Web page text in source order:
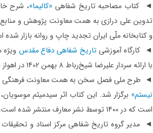
◄ کتاب مصاحبه تاریخ شفاهی«کالیما»، شرح
و کتابخانه ملّی ایران تجدید چاپ و روانه بازار
◄ کارگاه آموزشیتاریخ شفاهی دفاع مقدس
با ارائه سردار علیرضا شیخ‌رباط 8 بهمن 1402 در اهواز برگزار شد.
◄ طرح ملی فصل سخن به همت معاونت فرهنگی
نیستم» برگزار شد. این کتاب اثر سیدمیثم موسویان،
است که در 1400 توسط نشر معارف منتشر شده است.
◄ مدیر گروه تاریخ شفاهی مرکز اسناد و